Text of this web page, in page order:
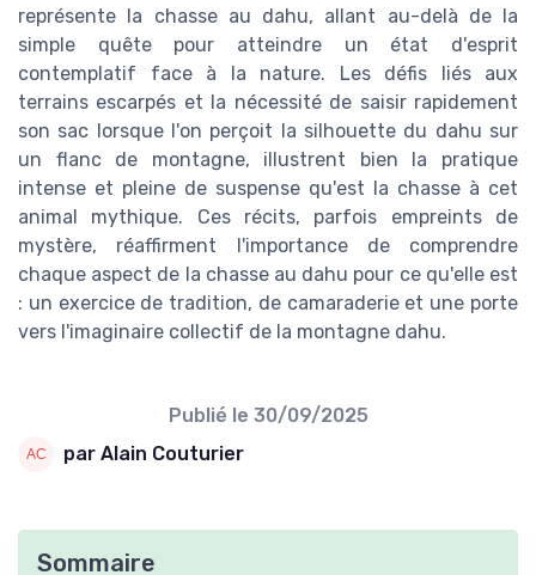
représente la chasse au dahu, allant au-delà de la
simple quête pour atteindre un état d'esprit
contemplatif face à la nature. Les défis liés aux
terrains escarpés et la nécessité de saisir rapidement
son sac lorsque l'on perçoit la silhouette du dahu sur
un flanc de montagne, illustrent bien la pratique
intense et pleine de suspense qu'est la chasse à cet
animal mythique. Ces récits, parfois empreints de
mystère, réaffirment l'importance de comprendre
chaque aspect de la chasse au dahu pour ce qu'elle est
: un exercice de tradition, de camaraderie et une porte
vers l'imaginaire collectif de la montagne dahu.
Publié le 30/09/2025
par Alain Couturier
Sommaire